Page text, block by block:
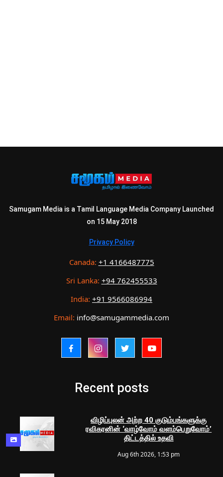
Samugam Media is a Tamil Language Media Company Launched
on 15 May 2018
Privacy Policy
Canada: +1 4166487775
Sri Lanka: +94 762455533
India: +91 9566086994
Email: info@samugammedia.com
Recent posts
விழிப்புலன் அற்ற 40 குடும்பங்களுக்கு
ரவிகரனின் ‘வாழ்வோம் வளம்பெறுவோம்’
திட்டத்தில் உதவி
Aug 6th 2026, 1:53 pm